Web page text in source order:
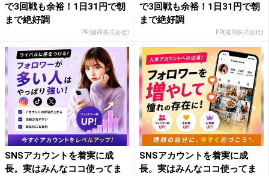
で3回戦も余裕！1日31円で朝
まで絶好調
PR(健商株式会社)
で3回戦も余裕！1日31円で朝
まで絶好調
PR(健商株式会社)
SNSアカウントを着実に成
長。実はみんなココ使ってま
SNSアカウントを着実に成
長。実はみんなココ使ってま